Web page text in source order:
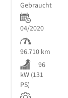
Gebraucht
04/2020
96.710 km
96
kW (131
PS)